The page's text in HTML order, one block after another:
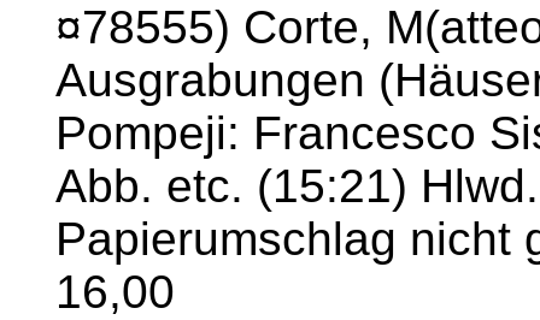
¤78555) Corte,
Ausgrabungen
Pompeji: Francesco
Abb. etc. (15:21)
Papierumschlag nicht
16,00